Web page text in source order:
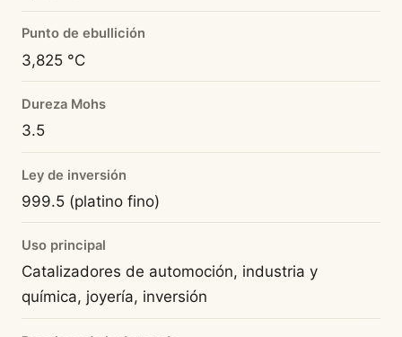
Punto de ebullición
3,825 °C
Dureza Mohs
3.5
Ley de inversión
999.5 (platino fino)
Uso principal
Catalizadores de automoción, industria y
química, joyería, inversión